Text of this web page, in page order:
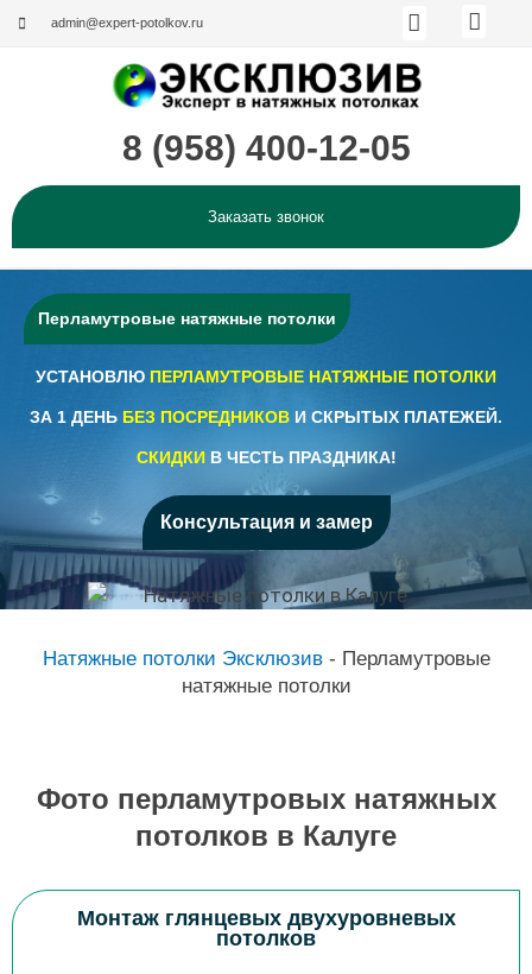
Перейти
содержимому
Меню
admin@expert-potolkov.ru
8 (958) 400-12-05
Заказать звонок
Перламутровые натяжные потолки
УСТАНОВЛЮ ПЕРЛАМУТРОВЫЕ НАТЯЖНЫЕ ПОТОЛКИ
ЗА 1 ДЕНЬ БЕЗ ПОСРЕДНИКОВ И СКРЫТЫХ ПЛАТЕЖЕЙ.
СКИДКИВ ЧЕСТЬ ПРАЗДНИКА!
Консультация и замер
Натяжные потолки Эксклюзив- Перламутровые
натяжные потолки
Фото перламутровых натяжных
потолков в Калуге
Монтаж глянцевых двухуровневых
потолков